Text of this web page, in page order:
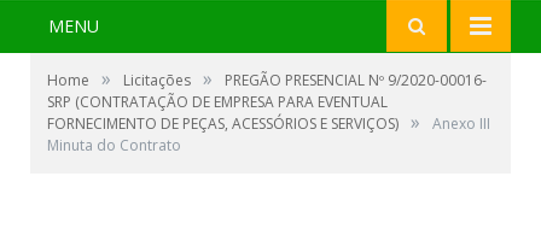
MENU
Home » Licitações »
PREGÃO PRESENCIAL Nº 9/2020-00016-
SRP (CONTRATAÇÃO DE EMPRESA PARA EVENTUAL
FORNECIMENTO DE PEÇAS, ACESSÓRIOS E SERVIÇOS) »
Anexo III
Minuta do Contrato